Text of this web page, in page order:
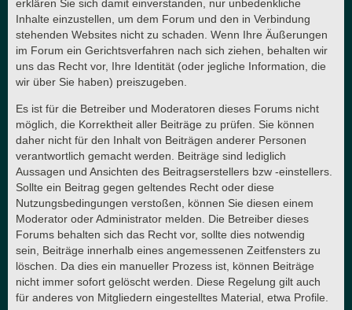
erklären Sie sich damit einverstanden, nur unbedenkliche
Inhalte einzustellen, um dem Forum und den in Verbindung
stehenden Websites nicht zu schaden. Wenn Ihre Äußerungen
im Forum ein Gerichtsverfahren nach sich ziehen, behalten wir
uns das Recht vor, Ihre Identität (oder jegliche Information, die
wir über Sie haben) preiszugeben.
Es ist für die Betreiber und Moderatoren dieses Forums nicht
möglich, die Korrektheit aller Beiträge zu prüfen. Sie können
daher nicht für den Inhalt von Beiträgen anderer Personen
verantwortlich gemacht werden. Beiträge sind lediglich
Aussagen und Ansichten des Beitragserstellers bzw -einstellers.
Sollte ein Beitrag gegen geltendes Recht oder diese
Nutzungsbedingungen verstoßen, können Sie diesen einem
Moderator oder Administrator melden. Die Betreiber dieses
Forums behalten sich das Recht vor, sollte dies notwendig
sein, Beiträge innerhalb eines angemessenen Zeitfensters zu
löschen. Da dies ein manueller Prozess ist, können Beiträge
nicht immer sofort gelöscht werden. Diese Regelung gilt auch
für anderes von Mitgliedern eingestelltes Material, etwa Profile.